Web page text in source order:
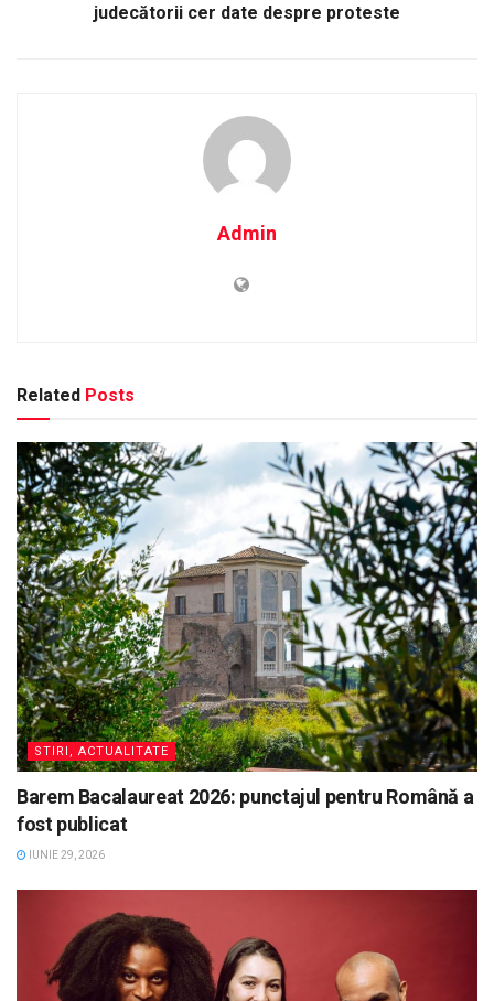
judecătorii cer date despre proteste
Admin
Related Posts
STIRI, ACTUALITATE
Barem Bacalaureat 2026: punctajul pentru Română a
fost publicat
IUNIE 29, 2026